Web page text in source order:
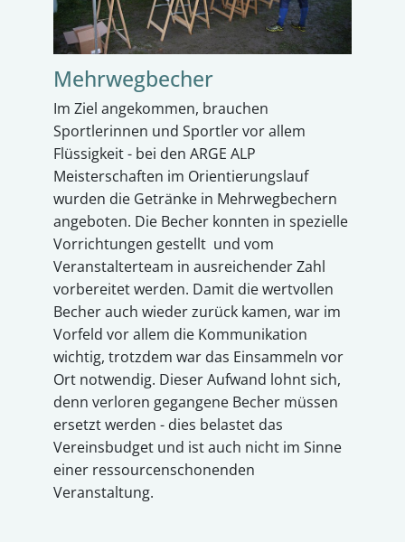
Mehrwegbecher
Im Ziel angekommen, brauchen
Sportlerinnen und Sportler vor allem
Flüssigkeit - bei den ARGE ALP
Meisterschaften im Orientierungslauf
wurden die Getränke in Mehrwegbechern
angeboten. Die Becher konnten in spezielle
Vorrichtungen gestellt und vom
Veranstalterteam in ausreichender Zahl
vorbereitet werden. Damit die wertvollen
Becher auch wieder zurück kamen, war im
Vorfeld vor allem die Kommunikation
wichtig, trotzdem war das Einsammeln vor
Ort notwendig. Dieser Aufwand lohnt sich,
denn verloren gegangene Becher müssen
ersetzt werden - dies belastet das
Vereinsbudget und ist auch nicht im Sinne
einer ressourcenschonenden
Veranstaltung.